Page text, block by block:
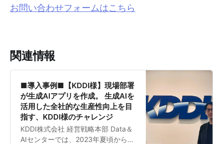
お問い合わせフォームはこちら
関連情報
■導入事例■【KDDI様】現場部署
が生成AIアプリを作成。 生成AIを
活用した全社的な生産性向上を目
指す、KDDI様のチャレンジ
KDDI株式会社 経営戦略本部 Data＆
AIセンターでは、2023年夏頃から生